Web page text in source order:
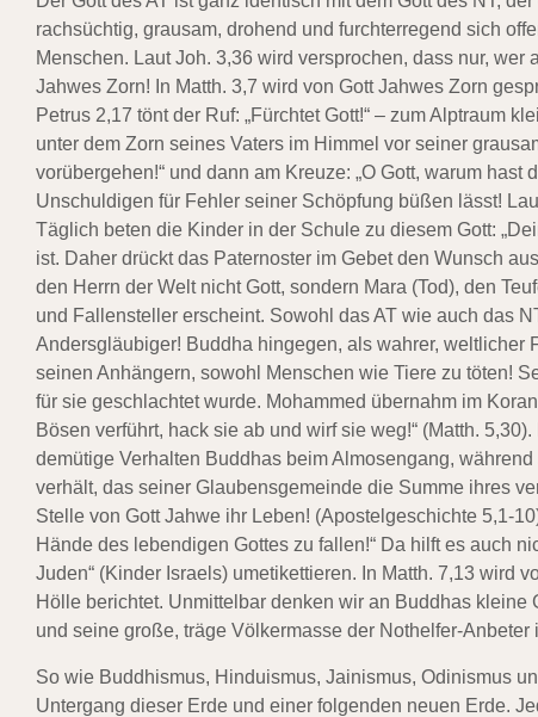
rachsüchtig, grausam, drohend und furchterregend sich
Menschen. Laut Joh. 3,36 wird versprochen, dass nur,
Jahwes Zorn! In Matth. 3,7 wird von Gott Jahwes Zorn
Petrus 2,17 tönt der Ruf: „Fürchtet Gott!“ – zum Alptraum
unter dem Zorn seines Vaters im Himmel vor seiner
vorübergehen!“ und dann am Kreuze: „O Gott, warum
Unschuldigen für Fehler seiner Schöpfung büßen lässt!
Täglich beten die Kinder in der Schule zu diesem Gott:
ist. Daher drückt das Paternoster im Gebet den Wunsch
den Herrn der Welt nicht Gott, sondern Mara (Tod), den
und Fallensteller erscheint. Sowohl das AT wie auch das
Andersgläubiger! Buddha hingegen, als wahrer,
seinen Anhängern, sowohl Menschen wie Tiere zu töten!
für sie geschlachtet wurde. Mohammed übernahm im
Bösen verführt, hack sie ab und wirf sie weg!“ (Matth.
demütige Verhalten Buddhas beim Almosengang,
verhält, das seiner Glaubensgemeinde die Summe ihres
Stelle von Gott Jahwe ihr Leben! (Apostelgeschichte 5,1-
Hände des lebendigen Gottes zu fallen!“ Da hilft es auch
Juden“ (Kinder Israels) umetikettieren. In Matth. 7,13 wird
Hölle berichtet. Unmittelbar denken wir an Buddhas
und seine große, träge Völkermasse der Nothelfer-Anbeter
So wie Buddhismus, Hinduismus, Jainismus, Odinismus
Untergang dieser Erde und einer folgenden neuen Erde.